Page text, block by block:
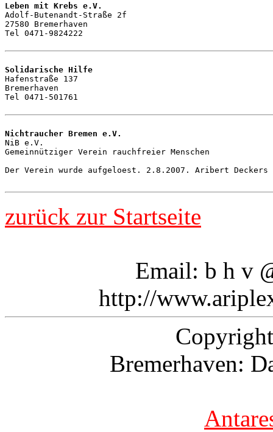
Leben mit Krebs e.V.
Adolf-Butenandt-Straße 2f
27580 Bremerhaven
Tel 0471-9824222
Solidarische Hilfe
Hafenstraße 137
Bremerhaven
Tel 0471-501761
Nichtraucher Bremen e.V.
NiB e.V.
Gemeinnütziger Verein rauchfreier Menschen
Der Verein wurde aufgeloest. 2.8.2007. Aribert Deckers
zurück zur Startseite
Email: b h v
http://
Bremerhaven: